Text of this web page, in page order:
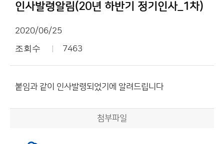
인사발령알림(20년 하반기 정기인사_1차)
2020/06/25
조회수 7463
붙임과 같이 인사발령되었기에 알려드립니다
첨부파일